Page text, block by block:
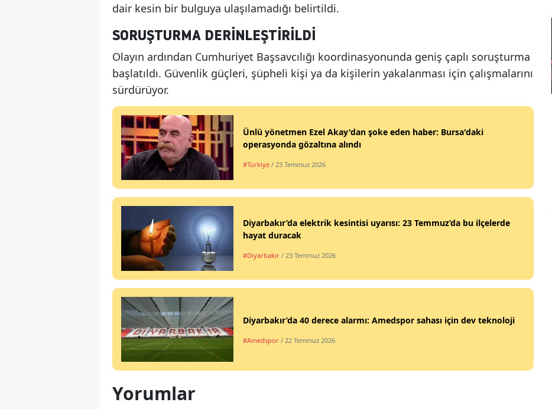
dair kesin bir bulguya ulaşılamadığı belirtildi.
SORUŞTURMA DERINLEŞTIRILDI
Olayın ardından Cumhuriyet Başsavcılığı koordinasyonunda geniş çaplı soruşturma
başlatıldı. Güvenlik güçleri, şüpheli kişi ya da kişilerin yakalanması için çalışmalarını
sürdürüyor.
Ünlü yönetmen Ezel Akay'dan şoke eden haber: Bursa'daki
operasyonda gözaltına alındı
#Türkiye / 23 Temmuz 2026
Diyarbakır’da elektrik kesintisi uyarısı: 23 Temmuz’da bu ilçelerde
hayat duracak
#Diyarbakır / 23 Temmuz 2026
Diyarbakır’da 40 derece alarmı: Amedspor sahası için dev teknoloji
#Amedspor / 22 Temmuz 2026
Yorumlar